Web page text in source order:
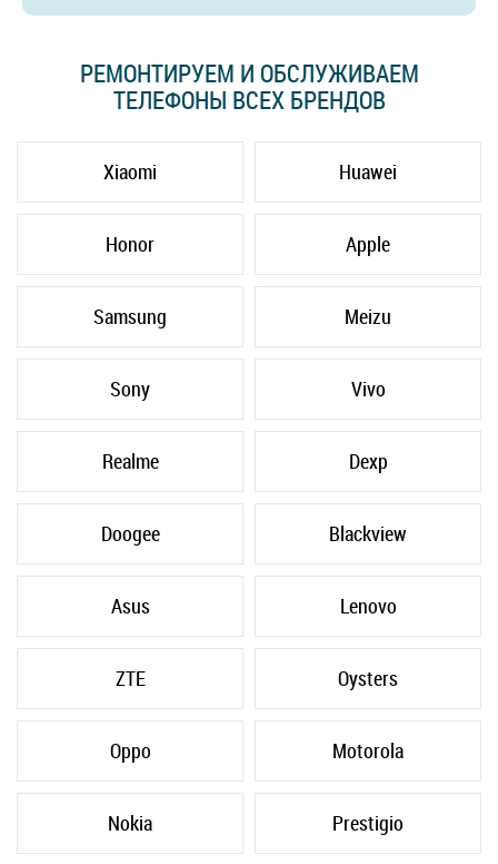
РЕМОНТИРУЕМ И ОБСЛУЖИВАЕМ
ТЕЛЕФОНЫ ВСЕХ БРЕНДОВ
Xiaomi Huawei
Honor Apple
Samsung Meizu
Sony Vivo
Realme Dexp
Doogee Blackview
Asus Lenovo
ZTE Oysters
Oppo Motorola
Nokia Prestigio